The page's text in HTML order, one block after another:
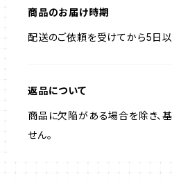
商品のお届け時期
配送のご依頼を受けてから5日以
返品について
商品に欠陥がある場合を除き、
せん。